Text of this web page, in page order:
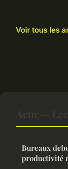
Voir tous les
Bureaux
productivité